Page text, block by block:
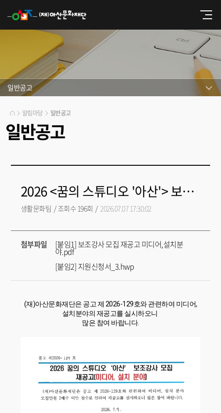
일반공고
알림마당 일반공고
일반공고
2026 <꿈의 스튜디오 '아산'> 보조강사 모집(미디어, 설치 분야) 재공고
생활문화팀 /조회수 196회 / 2026.07.07 17:30:02
첨부파일 [붙임1] 보조강사 모집 재공고 미디어,설치분
야.pdf
[붙임2] 지원신청서_3.hwp
(재)아산문화재단은 공고 제 2026-129호와 관련하여 미디어,
설치분야의 재공고를 실시하오니
많은 참여 바랍니다.